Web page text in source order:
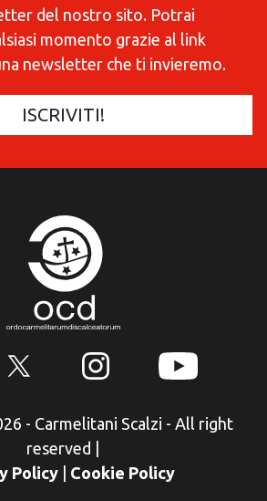
del nostro sito. Potrai
momento grazie al link
newsletter che ti invieremo.
- Carmelitani Scalzi - All right
reserved
Policy
Cookie Policy